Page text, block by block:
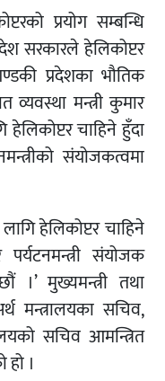
प्रयोग सम्बन्धि
सरकारले हेलिकोप्टर
प्रदेशका भौतिक
व्यवस्था मन्त्री कुमार
चाहिने हुँदा
संयोजकत्वमा
हेलिकोप्टर चाहिने
संयोजक
।’ मुख्यमन्त्री तथा
मन्त्रालयका सचिव,
सचिव आमन्त्रित
।